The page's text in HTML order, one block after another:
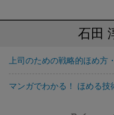
石田
上司のための戦略的ほめ方
マンガでわかる！ ほめる技